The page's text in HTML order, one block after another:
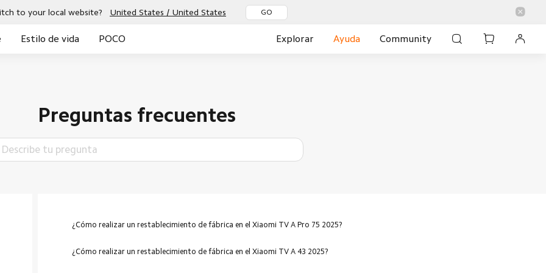
to your local website? United States / United States GO
Estilo de vida POCO Explorar Ayuda Community
Preguntas frecuentes
¿Cómo realizar un restablecimiento de fábrica en el Xiaomi TV A Pro 75 2025?
¿Cómo realizar un restablecimiento de fábrica en el Xiaomi TV A 43 2025?